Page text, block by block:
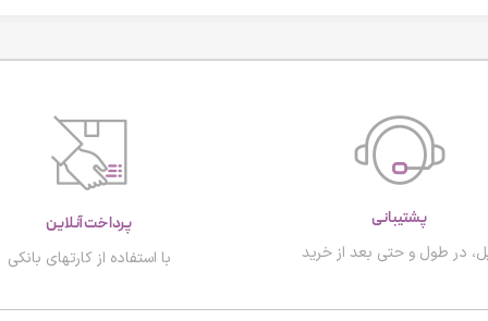
پشتیبانی
در طول و حتی بعد از خرید
پرداخت آنلاین
با استفاده از کارتهای بانکی